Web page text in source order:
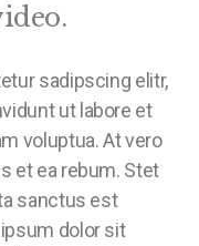
sadipscing elitr,
ut labore et
voluptua. At vero
et ea rebum. Stet
sanctus est
dolor sit